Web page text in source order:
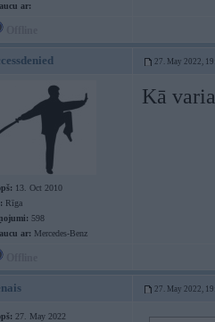
ar:
27. May 2022,
13. Oct 2010
Rīga
598
ar: Mercedes-Benz
Kā
27. May 2022,
27. May 2022